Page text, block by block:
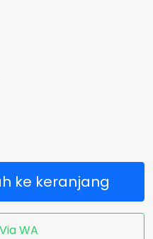
ke keranjang
WA